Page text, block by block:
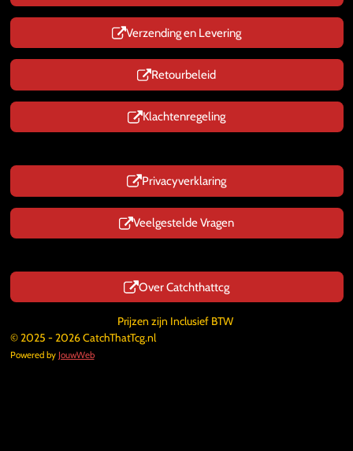
Verzending en Levering
Retourbeleid
Klachtenregeling
Privacyverklaring
Veelgestelde Vragen
Over Catchthattcg
Prijzen zijn Inclusief BTW
© 2025 - 2026 CatchThatTcg.nl
Powered by JouwWeb